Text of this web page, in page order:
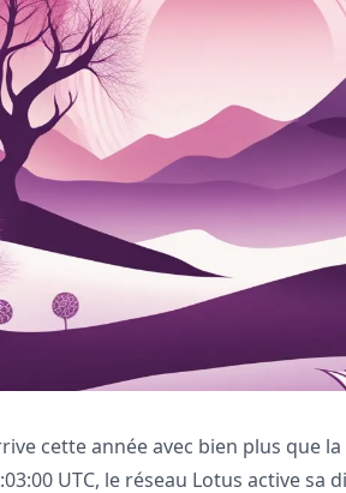
cette année avec bien plus que
UTC, le réseau Lotus active sa